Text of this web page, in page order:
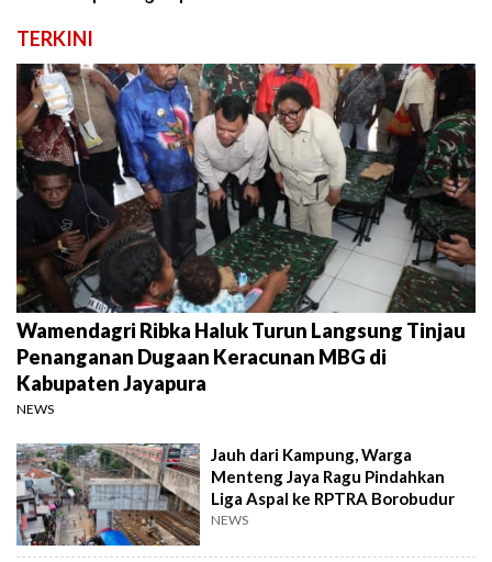
TERKINI
Wamendagri Ribka Haluk Turun Langsung Tinjau
Penanganan Dugaan Keracunan MBG di
Kabupaten Jayapura
NEWS
Jauh dari Kampung, Warga
Menteng Jaya Ragu Pindahkan
Liga Aspal ke RPTRA Borobudur
NEWS